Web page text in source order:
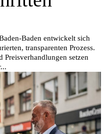
Baden entwickelt sich
transparenten Prozess.
Preisverhandlungen setzen